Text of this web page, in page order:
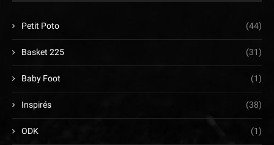
Petit Poto (44)
Basket 225 (31)
Baby Foot (1)
Inspirés (38)
ODK (1)